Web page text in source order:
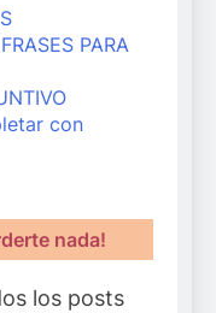
PARA
con
nada!
los posts